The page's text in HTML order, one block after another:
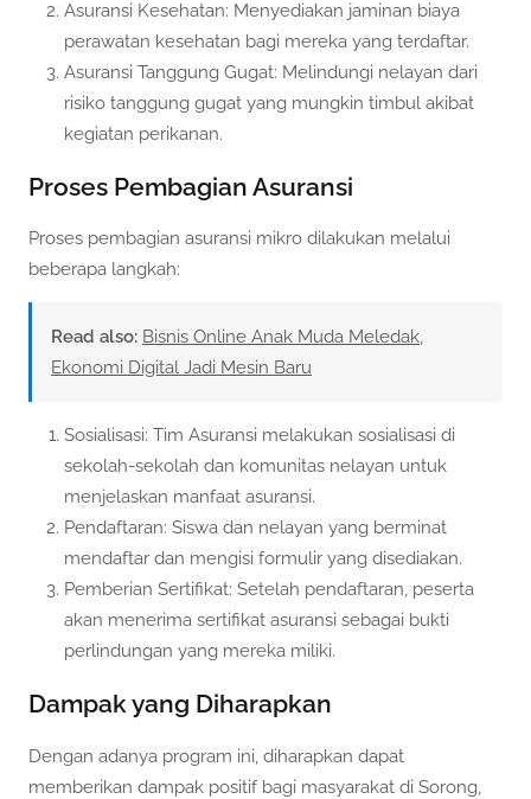
Asuransi Kesehatan: Menyediakan jaminan biaya
perawatan kesehatan bagi mereka yang terdaftar.
Asuransi Tanggung Gugat: Melindungi nelayan dari
risiko tanggung gugat yang mungkin timbul akibat
kegiatan perikanan.
Proses Pembagian Asuransi
Proses pembagian asuransi mikro dilakukan melalui
beberapa langkah:
Read also: Bisnis Online Anak Muda Meledak,
Ekonomi Digital Jadi Mesin Baru
Sosialisasi: Tim Asuransi melakukan sosialisasi di
sekolah-sekolah dan komunitas nelayan untuk
menjelaskan manfaat asuransi.
Pendaftaran: Siswa dan nelayan yang berminat
mendaftar dan mengisi formulir yang disediakan.
Pemberian Sertifikat: Setelah pendaftaran, peserta
akan menerima sertifikat asuransi sebagai bukti
perlindungan yang mereka miliki.
Dampak yang Diharapkan
Dengan adanya program ini, diharapkan dapat
memberikan dampak positif bagi masyarakat di Sorong,